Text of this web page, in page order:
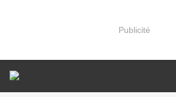
Publicité